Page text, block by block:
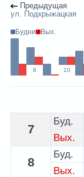
Предыдущая
ул. Подкрыжацкая
Будни Вых.
8 10
Расписание
7
Буд.
Вых.
8
Буд.
Вых.